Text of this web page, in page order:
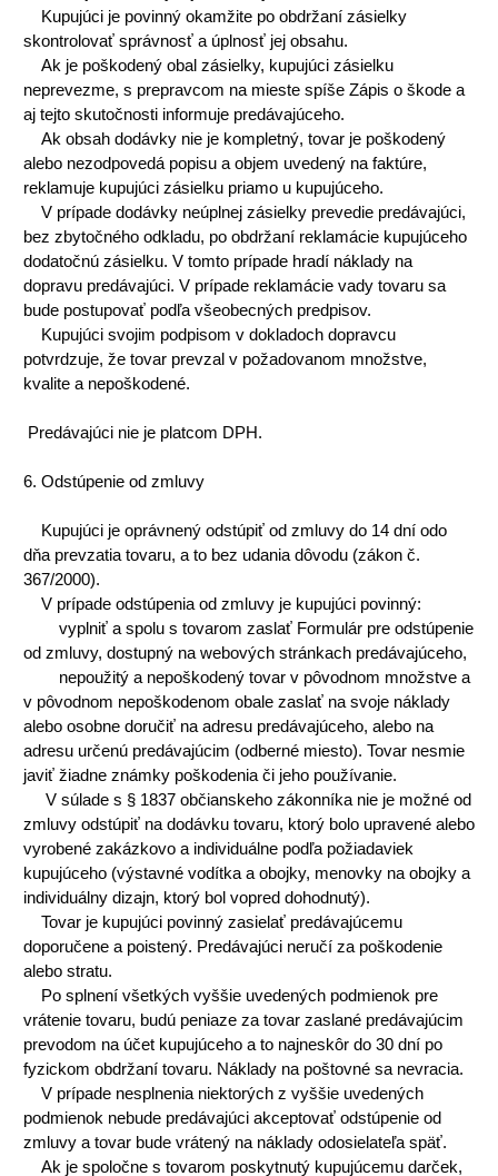
Kupujúci je povinný okamžite po obdržaní zásielky
skontrolovať správnosť a úplnosť jej obsahu.
Ak je poškodený obal zásielky, kupujúci zásielku
neprevezme, s prepravcom na mieste spíše Zápis o škode a
aj tejto skutočnosti informuje predávajúceho.
Ak obsah dodávky nie je kompletný, tovar je poškodený
alebo nezodpovedá popisu a objem uvedený na faktúre,
reklamuje kupujúci zásielku priamo u kupujúceho.
V prípade dodávky neúplnej zásielky prevedie predávajúci,
bez zbytočného odkladu, po obdržaní reklamácie kupujúceho
dodatočnú zásielku. V tomto prípade hradí náklady na
dopravu predávajúci. V prípade reklamácie vady tovaru sa
bude postupovať podľa všeobecných predpisov.
Kupujúci svojim podpisom v dokladoch dopravcu
potvrdzuje, že tovar prevzal v požadovanom množstve,
kvalite a nepoškodené.
Predávajúci nie je platcom DPH.
6. Odstúpenie od zmluvy
Kupujúci je oprávnený odstúpiť od zmluvy do 14 dní odo
dňa prevzatia tovaru, a to bez udania dôvodu (zákon č.
367/2000).
V prípade odstúpenia od zmluvy je kupujúci povinný:
vyplniť a spolu s tovarom zaslať Formulár pre odstúpenie
od zmluvy, dostupný na webových stránkach predávajúceho,
nepoužitý a nepoškodený tovar v pôvodnom množstve a
v pôvodnom nepoškodenom obale zaslať na svoje náklady
alebo osobne doručiť na adresu predávajúceho, alebo na
adresu určenú predávajúcim (odberné miesto). Tovar nesmie
javiť žiadne známky poškodenia či jeho používanie.
V súlade s § 1837 občianskeho zákonníka nie je možné od
zmluvy odstúpiť na dodávku tovaru, ktorý bolo upravené alebo
vyrobené zakázkovo a individuálne podľa požiadaviek
kupujúceho (výstavné vodítka a obojky, menovky na obojky a
individuálny dizajn, ktorý bol vopred dohodnutý).
Tovar je kupujúci povinný zasielať predávajúcemu
doporučene a poistený. Predávajúci neručí za poškodenie
alebo stratu.
Po splnení všetkých vyššie uvedených podmienok pre
vrátenie tovaru, budú peniaze za tovar zaslané predávajúcim
prevodom na účet kupujúceho a to najneskôr do 30 dní po
fyzickom obdržaní tovaru. Náklady na poštovné sa nevracia.
V prípade nesplnenia niektorých z vyššie uvedených
podmienok nebude predávajúci akceptovať odstúpenie od
zmluvy a tovar bude vrátený na náklady odosielateľa späť.
Ak je spoločne s tovarom poskytnutý kupujúcemu darček,